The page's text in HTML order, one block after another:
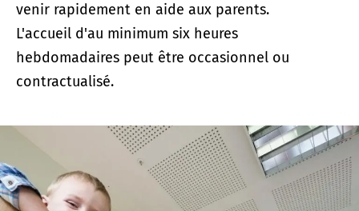
venir rapidement en aide aux parents.
L'accueil d'au minimum six heures
hebdomadaires peut être occasionnel ou
contractualisé.